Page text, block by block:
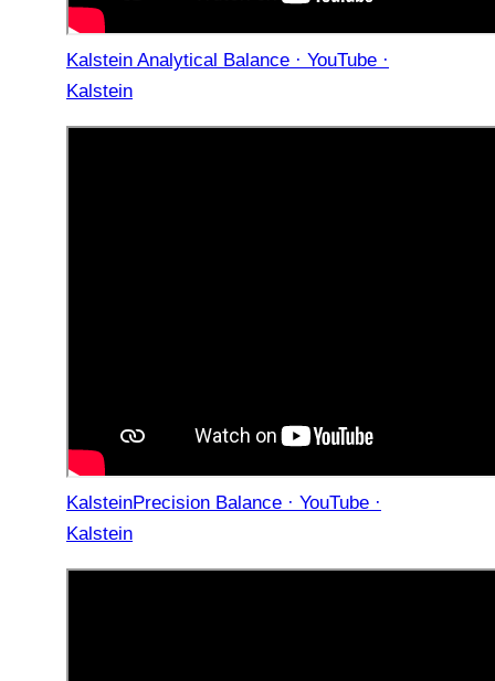
Kalstein Analytical Balance · YouTube ·
Kalstein
KalsteinPrecision Balance · YouTube ·
Kalstein